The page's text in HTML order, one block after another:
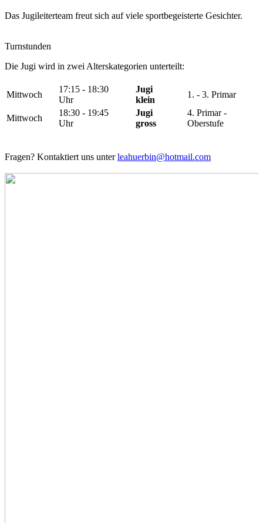
Das Jugileiterteam freut sich auf viele sportbegeisterte Gesichter.
Turnstunden
Die Jugi wird in zwei Alterskategorien unterteilt:
Mittwoch
17:15 - 18:30
Uhr
Jugi
klein
1. - 3. Primar
Mittwoch
18:30 - 19:45
Uhr
Jugi
gross
4. Primar -
Oberstufe
Fragen? Kontaktiert uns unterleahuerbin@hotmail.com